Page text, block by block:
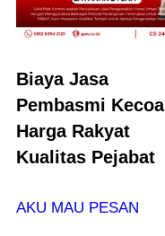
Biaya Jasa
Pembasmi Kecoa
Harga Rakyat
Kualitas Pejabat
AKU MAU PESAN